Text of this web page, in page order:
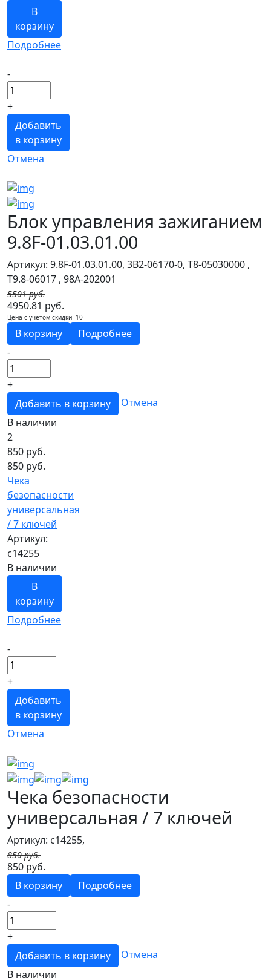
В
корзину
Подробнее
-
+
Добавить
в корзину
Отмена
Блок управления зажиганием
9.8F-01.03.01.00
Артикул: 9.8F-01.03.01.00, 3B2-06170-0, T8-05030000 ,
T9.8-06017 , 98A-202001
5501 руб.
4950.81 руб.
Цена с учетом скидки -10
В корзину
Подробнее
-
+
Добавить в корзину
Отмена
В наличии
2
850 руб.
850 руб.
Чека
безопасности
универсальная
/ 7 ключей
Артикул:
c14255
В наличии
В
корзину
Подробнее
-
+
Добавить
в корзину
Отмена
Чека безопасности
универсальная / 7 ключей
Артикул: c14255,
850 руб.
850 руб.
В корзину
Подробнее
-
+
Добавить в корзину
Отмена
В наличии